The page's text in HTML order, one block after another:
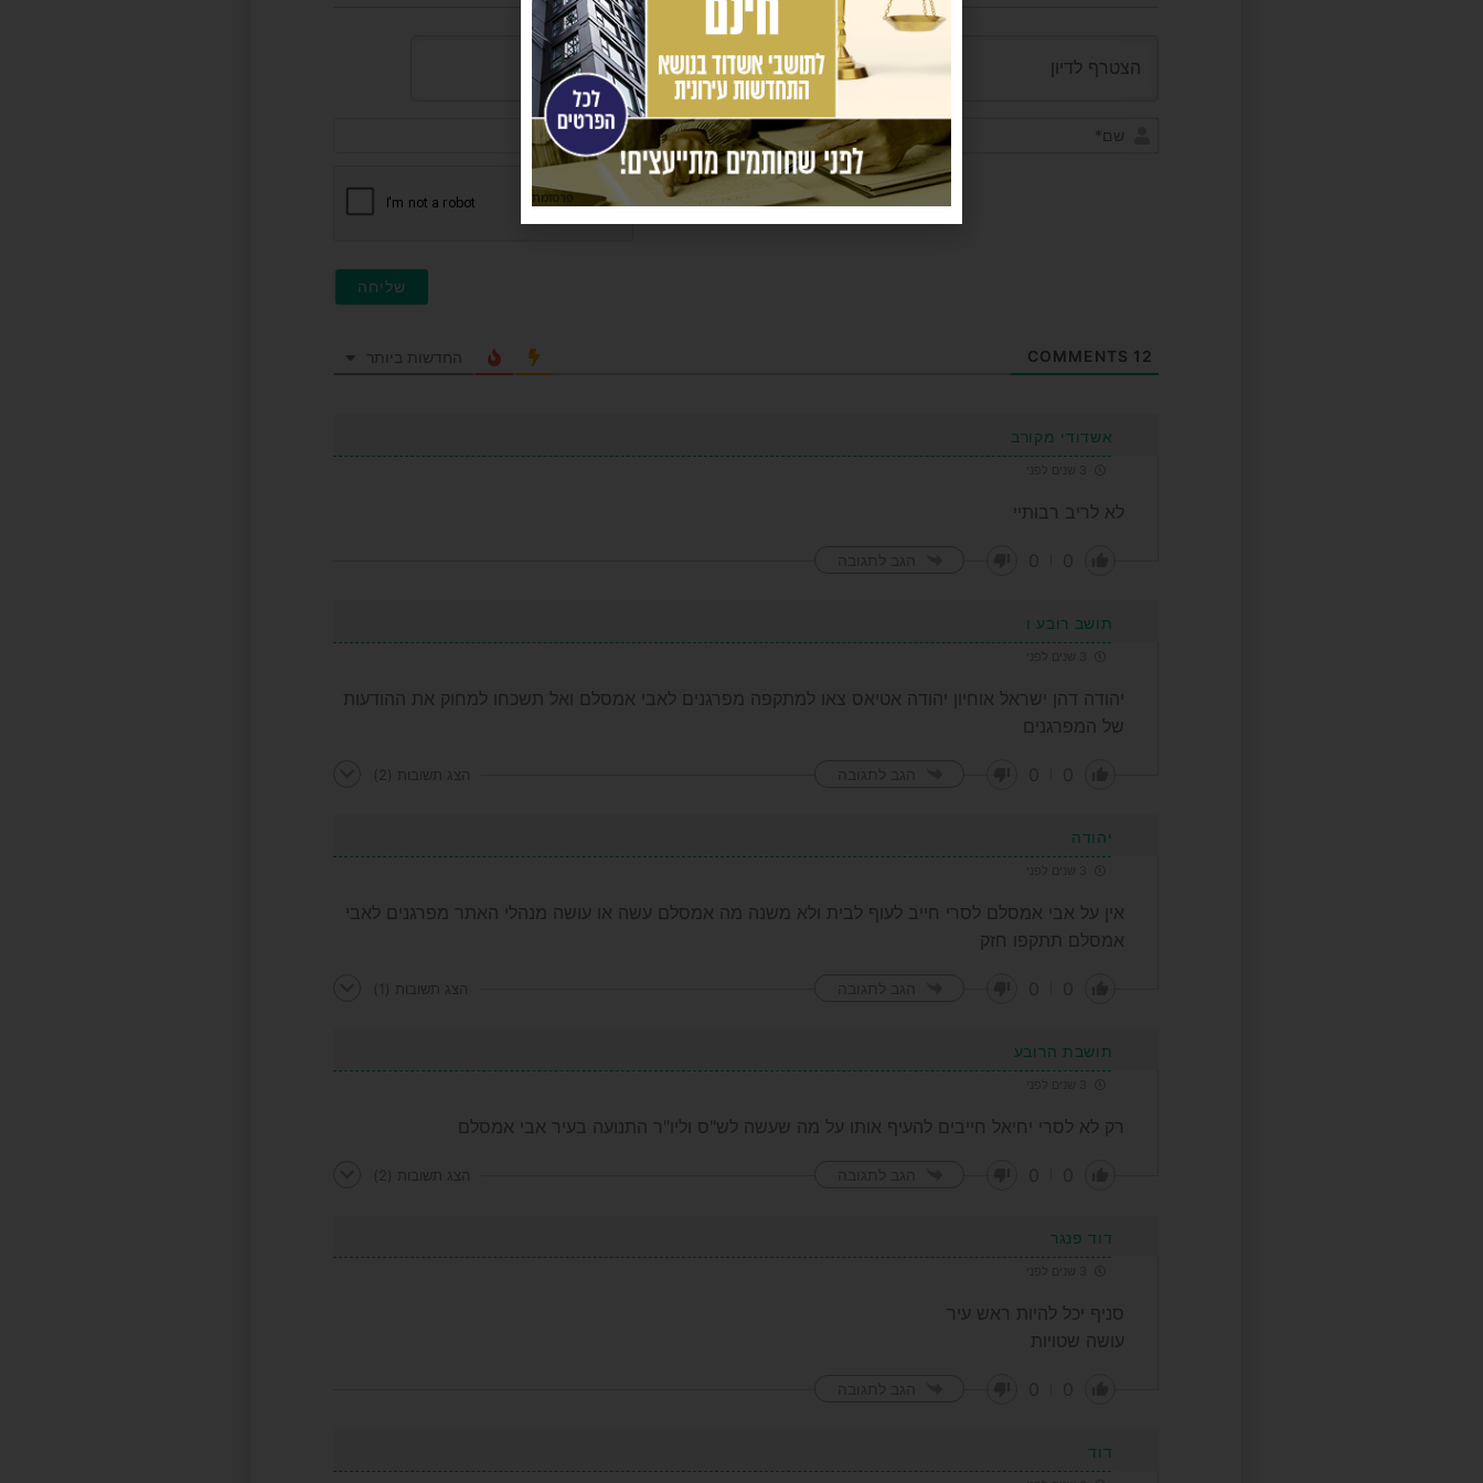
שם*
12 החדשות ביותר
אשדודי מקורב
לא לריב רבותיי
תושב רובע ו
יהודה דהן ישראל אוחיון יהודה אטיאס צאו למתקפה מפרגנים לאבי אמסלם ואל תשכחו למחוק את ההודעות
של המפרגנים
הצג תשובות (2)
יהודה
אין על אבי אמסלם לסרי חייב לעוף לבית ולא משנה מה אמסלם עשה או עושה מנהלי האתר מפרגנים לאבי
אמסלם תתקפו חזק
הצג תשובות (1)
תושבת הרובע
רק לא לסרי יחיאל חייבים להעיף אותו על מה שעשה לש"ס וליו"ר התנועה בעיר אבי אמסלם
הצג תשובות (2)
דוד פנגר
סניף יכל להיות ראש עיר
עושה שטויות
דוד
פרסומת